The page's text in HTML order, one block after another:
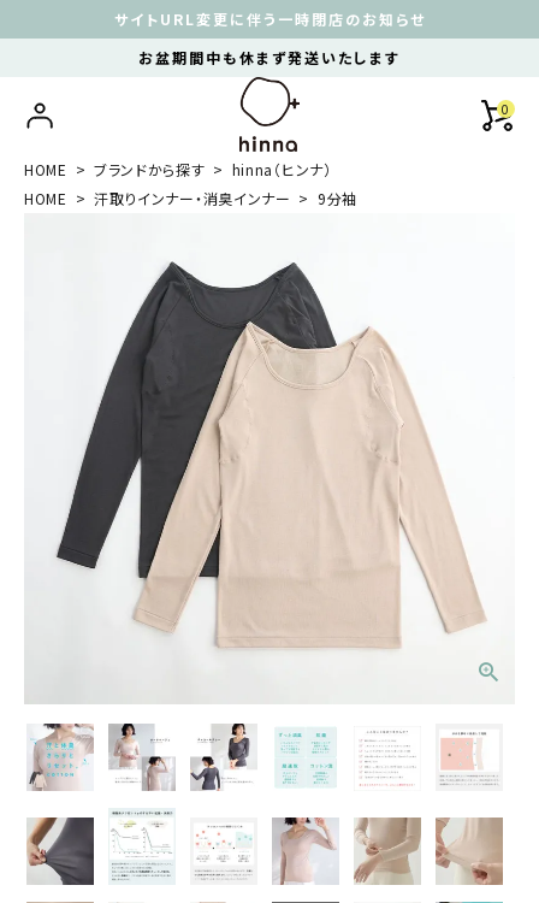
サイトURL変更に伴う一時閉店のお知らせ
お盆期間中も休まず発送いたします
0
HOME ブランドから探す
hinna（ヒンナ）
HOME
汗取りインナー・消臭インナー 9分袖